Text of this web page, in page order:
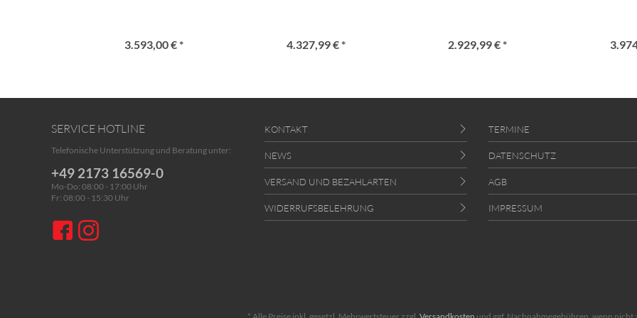
3.593,00 € * 4.327,99 € * 2.929,99 € *
SERVICE HOTLINE
Telefonische Unterstützung und Beratung unter:
+49 2173 16569-0
Mo-Do: 08:00 - 17:00 Uhr
Fr: 08:00 - 15:30 Uhr
KONTAKT
NEWS
VERSAND UND BEZAHLARTEN
WIDERRUFSBELEHRUNG
TERMINE
DATENSCHUTZ
AGB
IMPRESSUM